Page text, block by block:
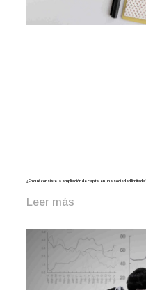
¿En qué consiste la ampliación de capital en una sociedad
Leer más